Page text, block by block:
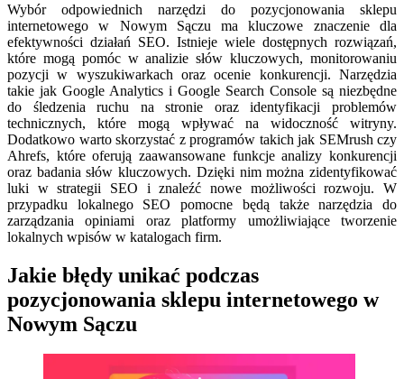
Wybór odpowiednich narzędzi do pozycjonowania sklepu
internetowego w Nowym Sączu ma kluczowe znaczenie dla
efektywności działań SEO. Istnieje wiele dostępnych rozwiązań,
które mogą pomóc w analizie słów kluczowych, monitorowaniu
pozycji w wyszukiwarkach oraz ocenie konkurencji. Narzędzia
takie jak Google Analytics i Google Search Console są niezbędne
do śledzenia ruchu na stronie oraz identyfikacji problemów
technicznych, które mogą wpływać na widoczność witryny.
Dodatkowo warto skorzystać z programów takich jak SEMrush czy
Ahrefs, które oferują zaawansowane funkcje analizy konkurencji
oraz badania słów kluczowych. Dzięki nim można zidentyfikować
luki w strategii SEO i znaleźć nowe możliwości rozwoju. W
przypadku lokalnego SEO pomocne będą także narzędzia do
zarządzania opiniami oraz platformy umożliwiające tworzenie
lokalnych wpisów w katalogach firm.
Jakie błędy unikać podczas
pozycjonowania sklepu internetowego w
Nowym Sączu